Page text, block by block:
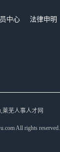
中心
法律申明
莱芜人事人才网
All rights reserved.